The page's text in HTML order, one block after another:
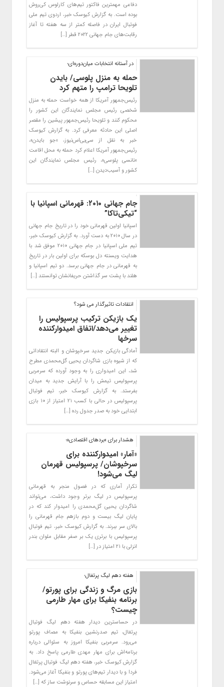
دفاعی مهمترین فاکتور تیم‌های کارلوس کی‌روش
بوده است. به گزارش کیوسک خبر، اردوی تیم ملی
فوتبال ایران در فاصله کمتر از سه هفته تا آغاز
رقابت‌های جام جهانی ۲۰۲۲ قطر […]
در آستانه انتخابات میان‌دوره‌ای؛
حمله به منزل پلوسی/ بایدن
تلویحا ترامپ را متهم کرد
رئیس‌جمهور آمریکا از همه خواست حمله به منزل
شخصی رئیس مجلس نمایندگان این کشور را
محکوم کنند و تلویحا رئیس‌جمهور پیشین را مقصر
اصلی این حادثه معرفی کرد. به گزارش کیوسک
خبر به نقل از سی‌بی‌اس‌نیوز، «جو بایدن»،
رئیس‌جمهور آمریکا اعلام کرد حمله به محل اقامت
«نانسی پلوسی»، رئیس مجلس نمایندگان این
کشور و آسیب‌دیدن […]
جام جهانی ۲۰۱۰: قهرمانی اسپانیا با
“تیکی‌تاکا”
اسپانیا اولین قهرمانی خود را در تاریخ جام جهانی
در سال ۲۰۱۰ به دست آورد. به گزارش کیوسک خبر،
تیم ملی اسپانیا در جام جهانی ۲۰۱۰ موفق شد با
هدایت ویسنته دل بوسکه برای اولین بار در تاریخ
به قهرمانی در جام جهانی برسد. دو تیم اسپانیا و
هلند با پشت سر گذاشتن حریفانشان توانستند […]
انتقادات تاثیرگذار می شود؟
یک بازیکن ترکیب پرسپولیس را
تغییر می‌دهد/اتفاق امیدوارکننده
سرخها
آمادگی بازیکن جدید سرخپوشان و البته انتقاداتی
که از شیوه بازی شاگردان یحیی گل‌محمدی مطرح
شد، این امیدواری را به وجود آورده که سرمربی
پرسپولیس تیمش را با آرایش جدید به میدان
بفرستد. به گزارش کیوسک خبر، تیم فوتبال
پرسپولیس در حالی با کسب ۲۱ امتیاز از ۱۰ بازی
ابتدایی خود به صدر جدول رده […]
هشدار برای «بردهای اقتصادی»؛
«آمار» امیدوارکننده برای
سرخپوشان/ پرسپولیس قهرمان
لیگ می‌شود!
تکرار آماری که در فصول منجر به قهرمانی
پرسپولیس در لیگ برتر وجود داشت، می‌تواند
شاگردان یحیی گل‌محمدی را امیدوار کند که در
پایان لیگ بیست و دوم بازهم جام قهرمانی را
بالای سر ببرند. به گزارش کیوسک خبر، تیم فوتبال
پرسپولیس با برتری یک بر صفر مقابل ملوان بندر
انزلی با ۲۱ امتیاز در […]
هفته دهم لیگ پرتغال؛
بازی مرگ و زندگی برای پورتو/
برنامه بنفیکا برای مهار طارمی
چیست؟
در حساسترین دیدار هفته دهم لیگ فوتبال
پرتغال، تیم‌ صدرنشین بنفیکا به مصاف پورتو
می‌رود. سرمربی بنفیکا امروز به سئوالی درباره
برنامه‌اش برای مهار مهدی طارمی پاسخ داد. به
گزارش کیوسک خبر، هفته دهم لیگ فوتبال پرتغال
فردا و با دیدار تیم‌های پورتو و بنفیکا آغاز می‌شود.
امتیاز این مسابقه حساس و سرنوشت ساز که […]